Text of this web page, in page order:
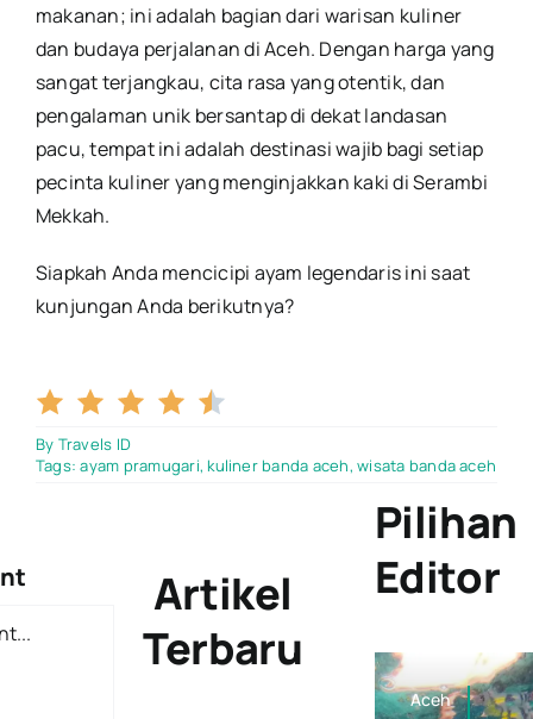
makanan; ini adalah bagian dari warisan kuliner
dan budaya perjalanan di Aceh. Dengan harga yang
sangat terjangkau, cita rasa yang otentik, dan
pengalaman unik bersantap di dekat landasan
pacu, tempat ini adalah destinasi wajib bagi setiap
pecinta kuliner yang menginjakkan kaki di Serambi
Mekkah.
Siapkah Anda mencicipi ayam legendaris ini saat
kunjungan Anda berikutnya?
4.5/5
By Travels ID
Tags:ayam pramugari,kuliner banda aceh,wisata banda aceh
Artikel
Terbaru
Pilihan
Editor
Aceh